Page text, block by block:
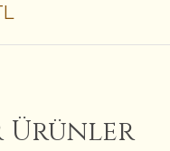
Ürünler